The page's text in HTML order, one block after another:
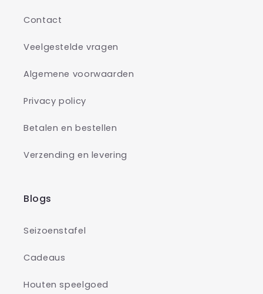
Contact
Veelgestelde vragen
Algemene voorwaarden
Privacy policy
Betalen en bestellen
Verzending en levering
Blogs
Seizoenstafel
Cadeaus
Houten speelgoed